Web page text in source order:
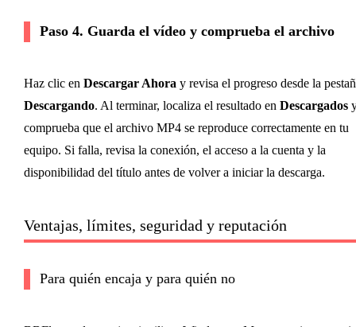
Paso 4. Guarda el vídeo y comprueba el archivo
Haz clic en Descargar Ahora y revisa el progreso desde la
Descargando. Al terminar, localiza el resultado en Descargados
comprueba que el archivo MP4 se reproduce correctamente en tu
equipo. Si falla, revisa la conexión, el acceso a la cuenta y la
disponibilidad del título antes de volver a iniciar la descarga.
Ventajas, límites, seguridad y reputación
Para quién encaja y para quién no